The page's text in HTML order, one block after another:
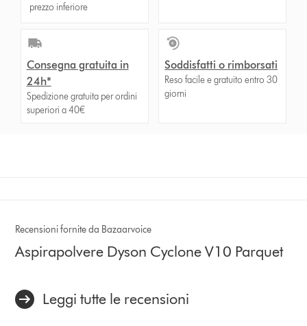
prezzo inferiore
Consegna gratuita in
24h*
Spedizione gratuita per ordini
superiori a 40€
Soddisfatti o rimborsati
Reso facile e gratuito entro 30
giorni
Recensioni fornite da Bazaarvoice
Aspirapolvere Dyson Cyclone V10 Parquet
Leggi tutte le recensioni